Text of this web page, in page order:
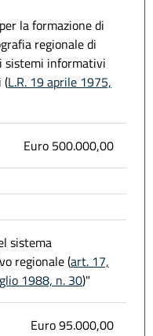
la formazione di
regionale di
sistemi informativi
(L.R. 19 aprile 1975,
Euro 500.000,00
sistema
regionale (art. 17,
1988, n. 30)"
Euro 95.000,00